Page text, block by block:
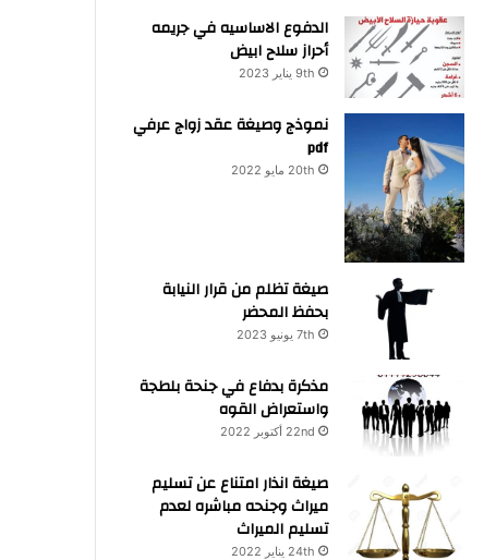
الدفوع الاساسيه في جريمه
أحراز سلاح ابيض
9th يناير 2023
نموذج وصيغة عقد زواج عرفي
pdf
20th مايو 2022
صيغة تظلم من قرار النيابة
بحفظ المحضر
7th يونيو 2023
مذكرة بدفاع في جنحة بلطجة
واستعراض القوه
22nd أكتوبر 2022
صيغة انذار امتناع عن تسليم
ميراث وجنحه مباشره لعدم
تسليم الميراث
24th يناير 2022